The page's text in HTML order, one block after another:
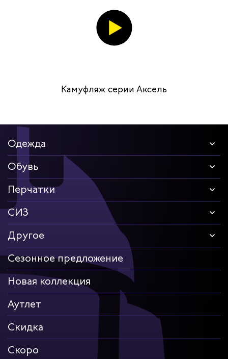
Камуфляж серии Аксель
Одежда
Обувь
Перчатки
СИЗ
Другое
Сезонное предложение
Новая коллекция
Аутлет
Скидка
Скоро